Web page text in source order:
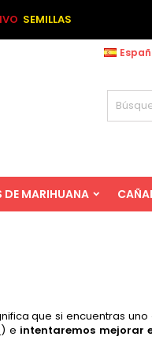
SEMILLAS
DE MARIHUANA
que si encuentras
) e intentaremos mejorar